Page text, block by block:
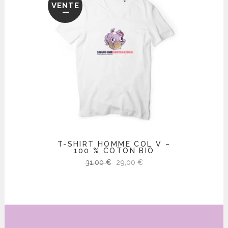
32,30 €.
VENTE
T-SHIRT HOMME COL V –
100 % COTON BIO
31,00€
Le
29,00 €Le